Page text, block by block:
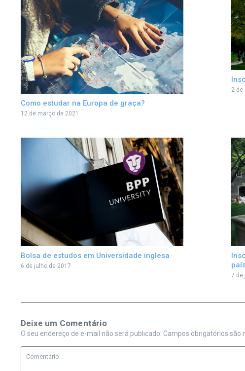
Como estudar na Europa de graça?
12 de março de 2021
2 de
Bolsa de estudos em Universidade inglesa
6 de julho de 2017
7 de
Deixe um Comentário
O seu endereço de e-mail não será publicado. Campos obrigatórios são